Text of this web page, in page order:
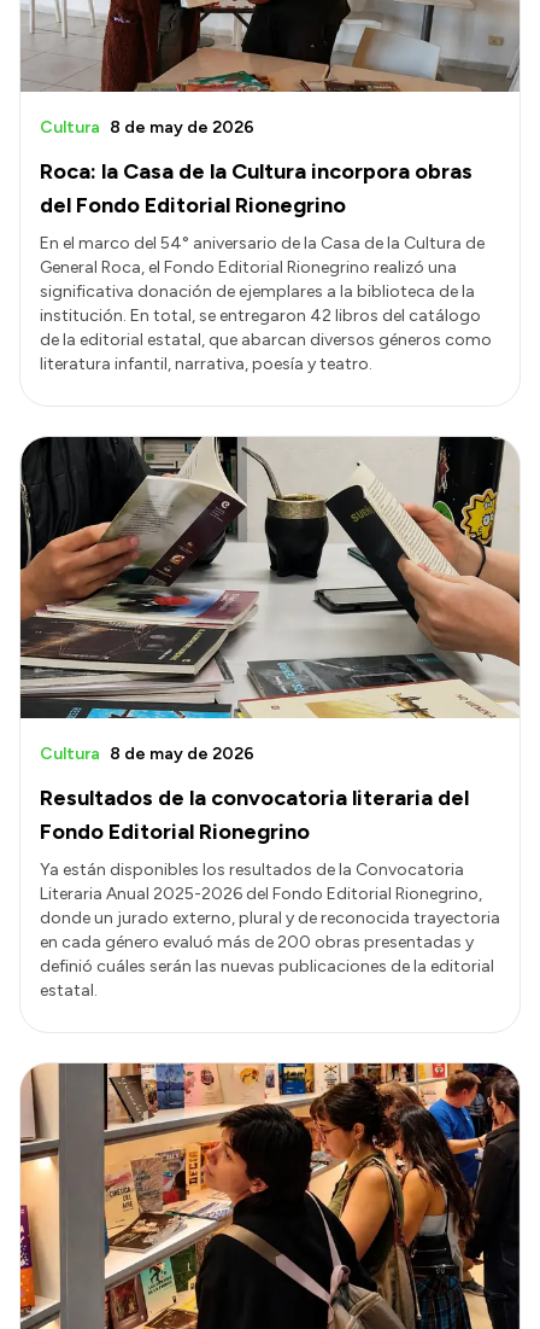
Roca: la Casa de la Cultura incorpora obras
del Fondo Editorial Rionegrino
Cultura 8 de may de 2026
En el marco del 54° aniversario de la Casa de la Cultura de
General Roca, el Fondo Editorial Rionegrino realizó una
significativa donación de ejemplares a la biblioteca de la
institución. En total, se entregaron 42 libros del catálogo
de la editorial estatal, que abarcan diversos géneros como
literatura infantil, narrativa, poesía y teatro.
Resultados de la convocatoria literaria del
Fondo Editorial Rionegrino
Cultura 8 de may de 2026
Ya están disponibles los resultados de la Convocatoria
Literaria Anual 2025-2026 del Fondo Editorial Rionegrino,
donde un jurado externo, plural y de reconocida trayectoria
en cada género evaluó más de 200 obras presentadas y
definió cuáles serán las nuevas publicaciones de la editorial
estatal.